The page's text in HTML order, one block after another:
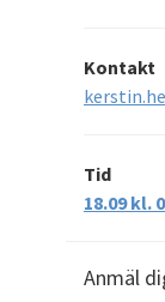
Kontakt
Tid
18.09 kl.
Anmäl